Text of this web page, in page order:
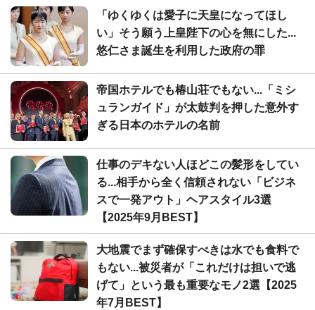
「ゆくゆくは愛子に天皇になってほし
い」そう願う上皇陛下の心を無にした...
悠仁さま誕生を利用した政府の罪
帝国ホテルでも椿山荘でもない...「ミシ
ュランガイド」が太鼓判を押した意外す
ぎる日本のホテルの名前
仕事のデキない人ほどこの髪形をしてい
る...相手から全く信頼されない「ビジネ
スで一発アウト」ヘアスタイル3選
【2025年9月BEST】
大地震でまず確保すべきは水でも食料で
もない...被災者が「これだけは担いで逃
げて」という最も重要なモノ2選【2025
年7月BEST】